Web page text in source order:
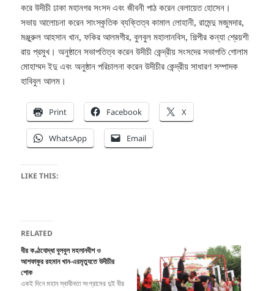
করে উদীচী ঢাকা মহানগর সংসদ এবং জীবনী পাঠ করেন বেলায়েত হোসেন।
সভায় আলোচনা করেন সাংস্কৃতিক ব্যক্তিত্ব কামাল লোহানী, রামেন্দু মজুমদার,
মঞ্জুরুল আহসান খান, ফকির আলমগীর, বুলবুল মহালানবিস, শিল্পীর কন্যা শ্রেয়শী
রায় প্রমুখ। অনুষ্ঠানে সভাপতিত্ব করেন উদীচী কেন্দ্রীয় সংসদের সভাপতি গোলাম
মোহাম্মদ ইদু এবং অনুষ্ঠান পরিচালনা করেন উদীচীর কেন্দ্রীয় সাধারণ সম্পাদক
হাবিবুল আলম।
Print Facebook X
WhatsApp Email
LIKE THIS:
RELATED
বীর কণ্ঠযোদ্ধা বুলবুল মহলানবীশ ও
আশফাকুর রহমান খান-এরমৃত্যুতে উদীচীর
শোক
একই দিনে মহান স্বাধীনতা সংগ্রামের দুই বীর